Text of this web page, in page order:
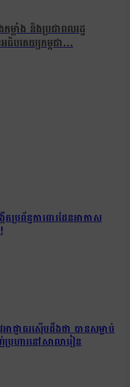
ម្លាំង និងប្រជាពលរដ្ឋ
អធិបតេយ្យកម្ពុជា…
រព័ន្ធការពារដែនអាកាស
ាជ្ញាធរស៊ើបដឹងថា បានសម្លាប់
ប្រហារនៅសាលារៀន